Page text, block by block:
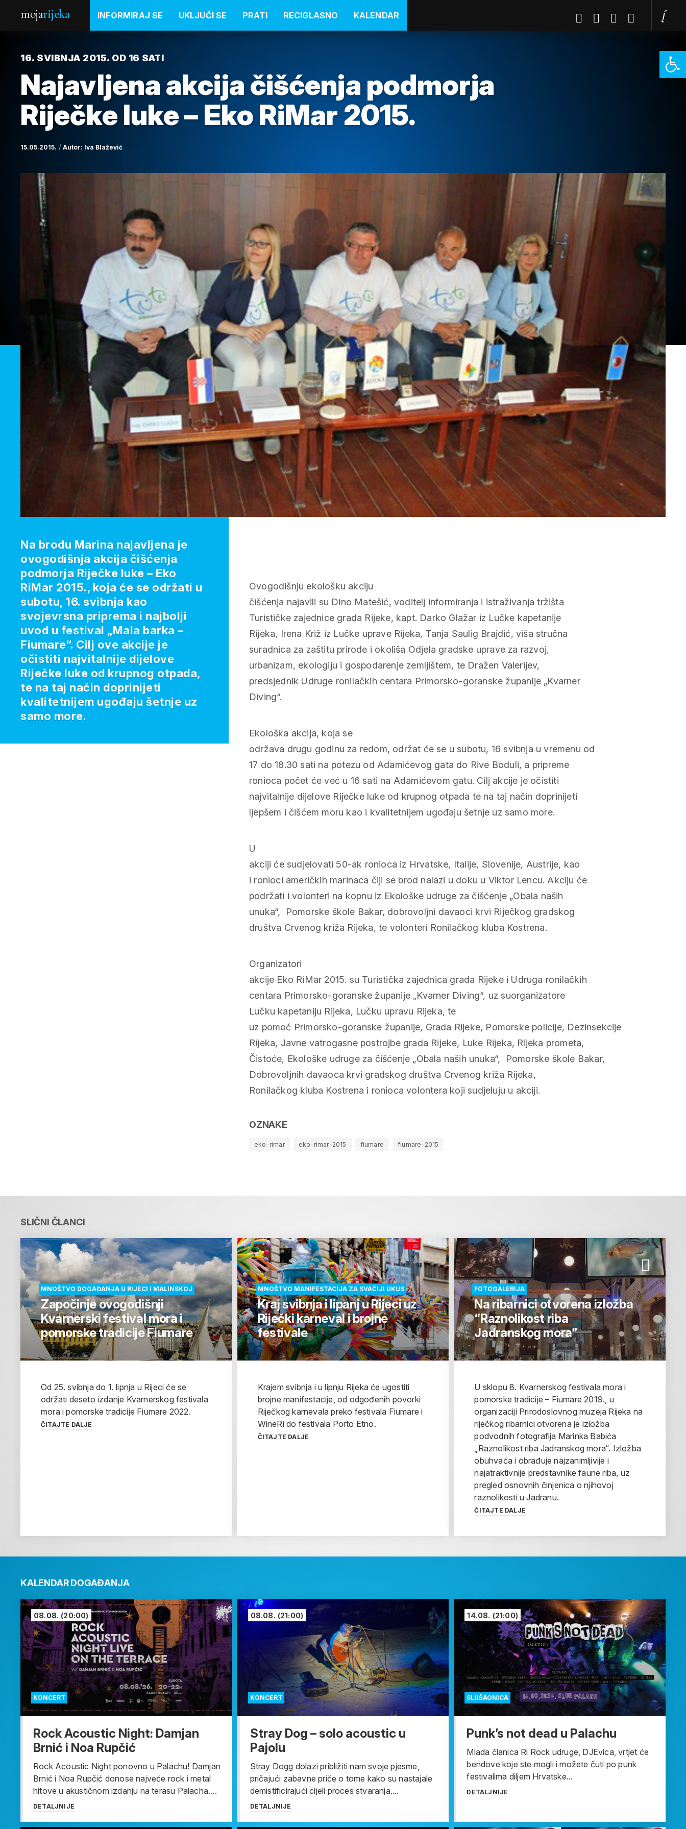
mojarijeka INFORMIRAJ SE UKLJUČI SE PRATI RECIGLASNO KALENDAR
16. SVIBNJA 2015. OD 16 SATI
Najavljena akcija čišćenja podmorja
Riječke luke – Eko RiMar 2015.
15.05.2015. Autor: Iva Blažević
Ovogodišnju ekološku akciju
čišćenja najavili su Dino Matešić, voditelj informiranja i istraživanja tržišta
Turističke zajednice grada Rijeke, kapt. Darko Glažar iz Lučke kapetanije
Rijeka, Irena Križ iz Lučke uprave Rijeka, Tanja Saulig Brajdić, viša stručna
suradnica za zaštitu prirode i okoliša Odjela gradske uprave za razvoj,
urbanizam, ekologiju i gospodarenje zemljištem, te Dražen Valerijev,
predsjednik Udruge ronilačkih centara Primorsko-goranske županije „Kvarner
Diving“.
Ekološka akcija, koja se
održava drugu godinu za redom, održat će se u subotu, 16 svibnja u vremenu od
17 do 18.30 sati na potezu od Adamićevog gata do Rive Boduli, a pripreme
ronioca počet će već u 16 sati na Adamićevom gatu. Cilj akcije je očistiti
najvitalnije dijelove Riječke luke od krupnog otpada te na taj način doprinijeti
ljepšem i čišćem moru kao i kvalitetnijem ugođaju šetnje uz samo more.
U
akciji će sudjelovati 50-ak ronioca iz Hrvatske, Italije, Slovenije, Austrije, kao
i ronioci američkih marinaca čiji se brod nalazi u doku u Viktor Lencu. Akciju će
podržati i volonteri na kopnu iz Ekološke udruge za čišćenje „Obala naših
unuka“, Pomorske škole Bakar, dobrovoljni davaoci krvi Riječkog gradskog
društva Crvenog križa Rijeka, te volonteri Ronilačkog kluba Kostrena.
Organizatori
akcije Eko RiMar 2015. su Turistička zajednica grada Rijeke i Udruga ronilačkih
centara Primorsko-goranske županije „Kvarner Diving“, uz suorganizatore
Lučku kapetaniju Rijeka, Lučku upravu Rijeka, te
uz pomoć Primorsko-goranske županije, Grada Rijeke, Pomorske policije, Dezinsekcije
Rijeka, Javne vatrogasne postrojbe grada Rijeke, Luke Rijeka, Rijeka prometa,
Čistoće, Ekološke udruge za čišćenje „Obala naših unuka“, Pomorske škole Bakar,
Dobrovoljnih davaoca krvi gradskog društva Crvenog križa Rijeka,
Ronilačkog kluba Kostrena i ronioca volontera koji sudjeluju u akciji.
OZNAKE
eko-rimar eko-rimar-2015 fiumare fiumare-2015
Na brodu Marina najavljena je
ovogodišnja akcija čišćenja
podmorja Riječke luke – Eko
RiMar 2015., koja će se održati u
subotu, 16. svibnja kao
svojevrsna priprema i najbolji
uvod u festival „Mala barka –
Fiumare“. Cilj ove akcije je
očistiti najvitalnije dijelove
Riječke luke od krupnog otpada,
te na taj način doprinijeti
kvalitetnijem ugođaju šetnje uz
samo more.
SLIČNI ČLANCI
MNOŠTVO DOGAĐANJA U RIJECI I MALINSKOJ
Započinje ovogodišnji
Kvarnerski festival mora i
pomorske tradicije Fiumare
Od 25. svibnja do 1. lipnja u Rijeci će se
održati deseto izdanje Kvarnerskog festivala
mora i pomorske tradicije Fiumare 2022.
ČITAJTE DALJE
MNOŠTVO MANIFESTACIJA ZA SVAČIJI UKUS
Kraj svibnja i lipanj u Rijeci uz
Riječki karneval i brojne
festivale
Krajem svibnja i u lipnju Rijeka će ugostiti
brojne manifestacije, od odgođenih povorki
Riječkog karnevala preko festivala Fiumare i
WineRi do festivala Porto Etno.
ČITAJTE DALJE
FOTOGALERIJA
Na ribarnici otvorena izložba
“Raznolikost riba
Jadranskog mora”
U sklopu 8. Kvarnerskog festivala mora i
pomorske tradicije – Fiumare 2019., u
organizaciji Prirodoslovnog muzeja Rijeka na
riječkog ribarnici otvorena je izložba
podvodnih fotografija Marinka Babića
„Raznolikost riba Jadranskog mora“. Izložba
obuhvaća i obrađuje najzanimljivije i
najatraktivnije predstavnike faune riba, uz
pregled osnovnih činjenica o njihovoj
raznolikosti u Jadranu.
ČITAJTE DALJE
KALENDAR DOGAĐANJA
KONCERT
08.08. (20:00)
Rock Acoustic Night: Damjan
Brnić i Noa Rupčić
Rock Acoustic Night ponovno u Palachu! Damjan
Brnić i Noa Rupčić donose najveće rock i metal
hitove u akustičnom izdanju na terasu Palacha....
DETALJNIJE
KONCERT
08.08. (21:00)
Stray Dog – solo acoustic u
Pajolu
Stray Dogg dolazi približiti nam svoje pjesme,
pričajući zabavne priče o tome kako su nastajale
demistificirajući cijeli proces stvaranja....
DETALJNIJE
SLUŠAONICA
14.08. (21:00)
Punk’s not dead u Palachu
Mlada članica Ri Rock udruge, DJEvica, vrtjet će
bendove koje ste mogli i možete čuti po punk
festivalima diljem Hrvatske...
DETALJNIJE